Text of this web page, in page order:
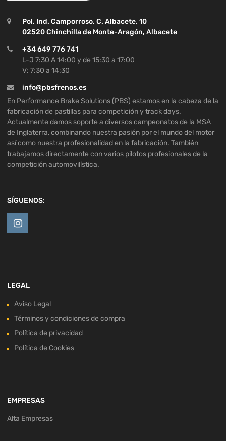
Pol. Ind. Camporroso, C. Albacete, 10
02520 Chinchilla de Monte-Aragón, Albacete
+34 649 776 741
L-J 7:30 A 14:00 y de 15:30 a 17:00
V: 7:30 a 14:30
info@pbsfrenos.es
En Performance Brake Solutions (PBS) estamos en la cabeza de la
fabricación de pastillas para competición y track days.
Actualmente damos soporte a diversos campeonatos de la MSA
de Inglaterra, combinando nuestra pasión por el mundo del motor
así como nuestra profesionalidad en la fabricación. También
trabajamos directamente con varios pilotos profesionales de la
competición automovilística.
SÍGUENOS:
LEGAL
Aviso Legal
Términos y condiciones de compra
Política de privacidad
Política de Cookies
EMPRESAS
Alta Empresas